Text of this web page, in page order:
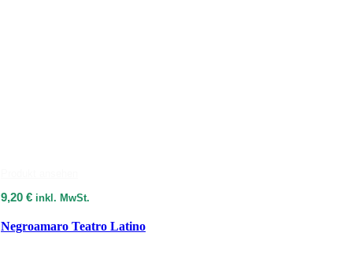
9,20 € inkl. MwSt.
Negroamaro Teatro Latino